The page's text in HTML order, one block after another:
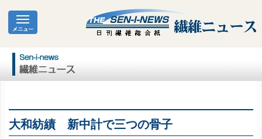
大和紡績 新中計で三つの骨子